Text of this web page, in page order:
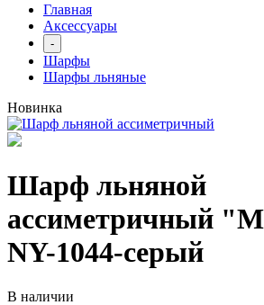
Главная
Аксессуары
-
Шарфы
Шарфы льняные
Новинка
Шарф льняной
ассиметричный
NY-1044-серый
В наличии